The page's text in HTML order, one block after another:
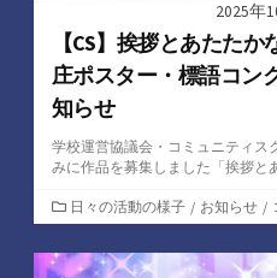
2025年
【CS】挨拶とあたた
庄ポスター・標語コン
知らせ
学校運営協議会・コミュニティス
みに作品を募集しました「挨拶と
カ
テ
ゴ
リ
日々の活動の様子 / お知らせ /